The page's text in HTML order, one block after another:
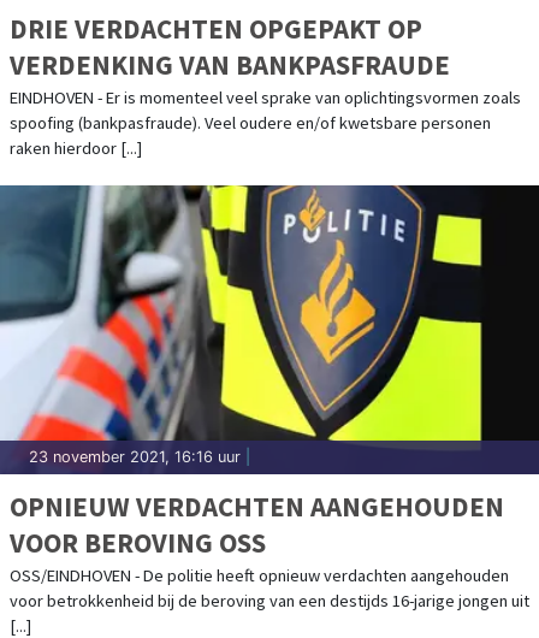
DRIE VERDACHTEN OPGEPAKT OP
VERDENKING VAN BANKPASFRAUDE
EINDHOVEN - Er is momenteel veel sprake van oplichtingsvormen zoals
spoofing (bankpasfraude). Veel oudere en/of kwetsbare personen
raken hierdoor [...]
23 november 2021, 16:16 uur
OPNIEUW VERDACHTEN AANGEHOUDEN
VOOR BEROVING OSS
OSS/EINDHOVEN - De politie heeft opnieuw verdachten aangehouden
voor betrokkenheid bij de beroving van een destijds 16-jarige jongen uit
[...]